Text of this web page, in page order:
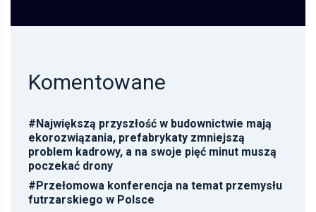
Komentowane
#Największą przyszłość w budownictwie mają
ekorozwiązania, prefabrykaty zmniejszą
problem kadrowy, a na swoje pięć minut muszą
poczekać drony
#Przełomowa konferencja na temat przemysłu
futrzarskiego w Polsce